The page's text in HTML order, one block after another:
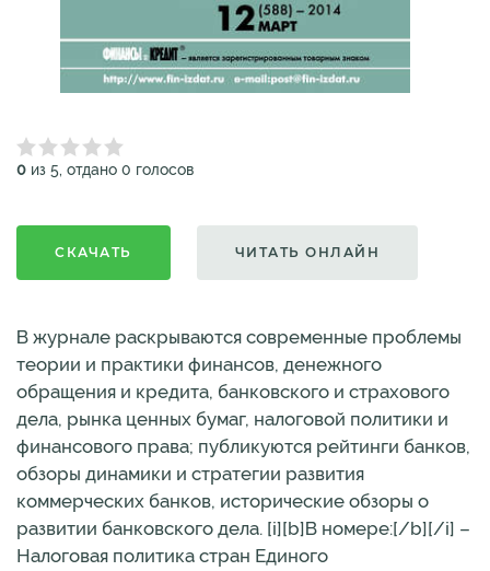
0 из 5, отдано 0 голосов
СКАЧАТЬ ЧИТАТЬ ОНЛАЙН
В журнале раскрываются современные проблемы
теории и практики финансов, денежного
обращения и кредита, банковского и страхового
дела, рынка ценных бумаг, налоговой политики и
финансового права; публикуются рейтинги банков,
обзоры динамики и стратегии развития
коммерческих банков, исторические обзоры о
развитии банковского дела. [i][b]В номере:[/b][/i] –
Налоговая политика стран Единого